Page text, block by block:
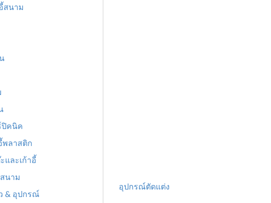
สนาม
ปิคนิค
พลาสติก
และเก้าอี้
นาม
& อุปกรณ์
อุปกรณ์ตัดแต่ง